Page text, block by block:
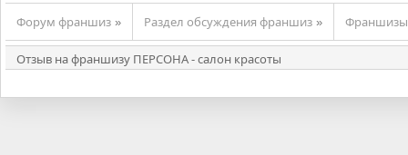
Форум франшиз » Раздел обсуждения франшиз » Франшизы
Отзыв на франшизу ПЕРСОНА - салон красоты